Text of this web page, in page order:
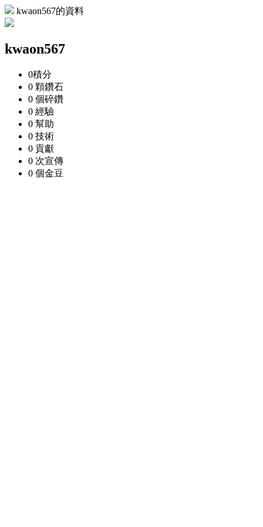
kwaon567的資料
kwaon567
0積分
0 顆鑽石
0 個碎鑽
0 經驗
0 幫助
0 技術
0 貢獻
0 次宣傳
0 個金豆